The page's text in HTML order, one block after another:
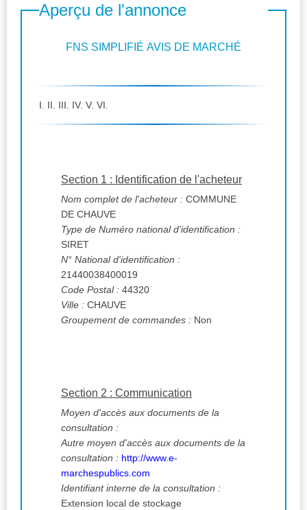
Aperçu de l'annonce
FNS SIMPLIFIÉ AVIS DE MARCHÉ
I. II. III. IV. V. VI.
Section 1 : Identification de l'acheteur
Nom complet de l'acheteur : COMMUNE
DE CHAUVE
Type de Numéro national d'identification :
SIRET
N° National d'identification :
21440038400019
Code Postal : 44320
Ville : CHAUVE
Groupement de commandes : Non
Section 2 : Communication
Moyen d'accès aux documents de la
consultation :
Autre moyen d'accès aux documents de la
consultation : http://www.e-
marchespublics.com
Identifiant interne de la consultation :
Extension local de stockage